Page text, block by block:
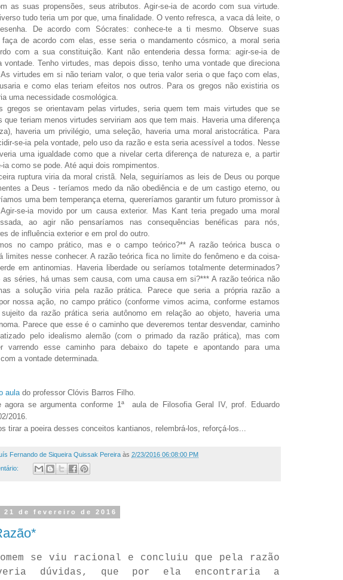
as suas propensões, seus atributos. Agir-se-ia de acordo com sua virtude.
tudo teria um por que, uma finalidade. O vento refresca, a vaca dá leite, o
De acordo com Sócrates: conhece-te a ti mesmo. Observe suas
faça de acordo com elas, esse seria o mandamento cósmico, a moral seria
com a sua constituição. Kant não entenderia dessa forma: agir-se-ia de
vontade. Tenho virtudes, mas depois disso, tenho uma vontade que direciona
virtudes em si não teriam valor, o que teria valor seria o que faço com elas,
e como elas teriam efeitos nos outros. Para os gregos não existiria os
uma necessidade cosmológica.
gregos se orientavam pelas virtudes, seria quem tem mais virtudes que se
que teriam menos virtudes serviriam aos que tem mais. Haveria uma diferença
haveria um privilégio, uma seleção, haveria uma moral aristocrática. Para
se-ia pela vontade, pelo uso da razão e esta seria acessível a todos. Nesse
uma igualdade como que a nivelar certa diferença de natureza e, a partir
como se pode. Até aqui dois rompimentos.
ruptura viria da moral cristã. Nela, seguiríamos as leis de Deus ou porque
a Deus - teríamos medo da não obediência e de um castigo eterno, ou
uma bem temperança eterna, quereríamos garantir um futuro promissor à
se-ia movido por um causa exterior. Mas Kant teria pregado uma moral
ao agir não pensaríamos nas consequências benéficas para nós,
de influência exterior e em prol do outro.
no campo prático, mas e o campo teórico?** A razão teórica busca o
limites nesse conhecer. A razão teórica fica no limite do fenômeno e da coisa-
em antinomias. Haveria liberdade ou seríamos totalmente determinados?
as séries, há umas sem causa, com uma causa em si?*** A razão teórica não
a solução viria pela razão prática. Parece que seria a própria razão a
nossa ação, no campo prático (conforme vimos acima, conforme estamos
da razão prática seria autônomo em relação ao objeto, haveria uma
Parece que esse é o caminho que deveremos tentar desvendar, caminho
pelo idealismo alemão (com o primado da razão prática), mas com
varrendo esse caminho para debaixo do tapete e apontando para uma
a vontade determinada.
aula do professor Clóvis Barros Filho.
agora se argumenta conforme 1ª aula de Filosofia Geral IV, prof. Eduardo
2016.
tirar a poeira desses conceitos kantianos, relembrá-los, reforçá-los...
Fernando de Siqueira Quissak Pereira às 2/23/2016 06:08:00 PM
21 de fevereiro de 2016
se viu racional e concluiu que pela razão
dúvidas, que por ela encontraria a